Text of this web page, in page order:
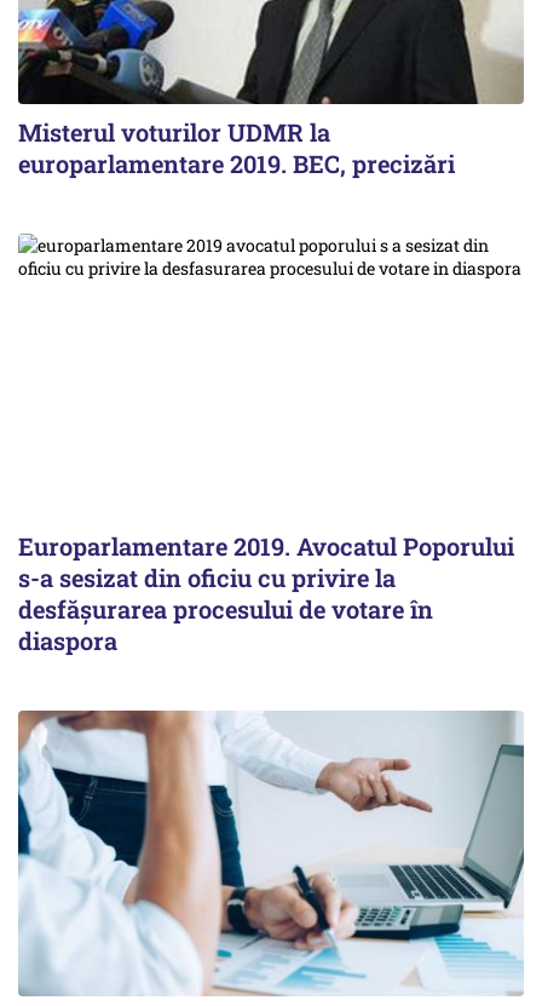
Misterul voturilor UDMR la
europarlamentare 2019. BEC, precizări
Europarlamentare 2019. Avocatul Poporului
s-a sesizat din oficiu cu privire la
desfăşurarea procesului de votare în
diaspora